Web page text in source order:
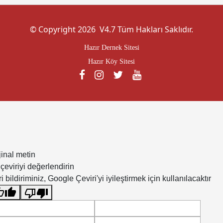
güzel bir hatıra kalmasını diliyorum. teşekkürler
SABAHATTİN YENER
© Copyright 2026 V4.7 Tüm Hakları Saklıdır.
Hazır Dernek Sitesi
Hazır Köy Sitesi
metin
değerlendirin
bildiriminiz, Google Çeviri'yi iyileştirmek için kullanılacaktır